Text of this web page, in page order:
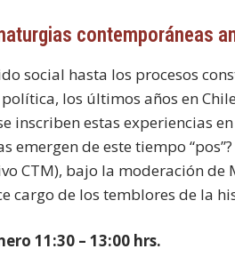
contemporáneas
social hasta los procesos
los últimos años en
inscriben estas experiencias
emergen de este tiempo
CTM), bajo la moderación
cargo de los temblores de la
11:30 – 13:00 hrs.